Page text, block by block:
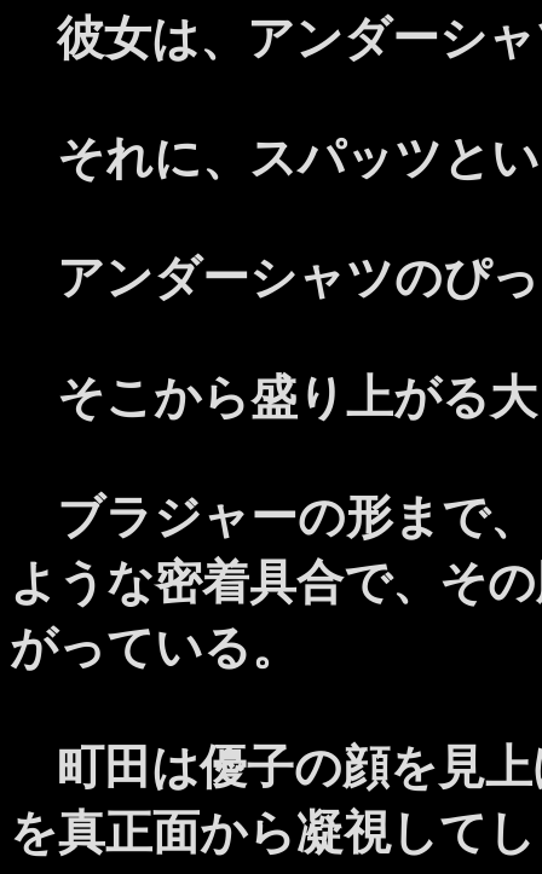
彼女は、アンダーシ
それに、スパッツと
アンダーシャツのぴ
そこから盛り上がる
ブラジャーの形まで
ような密着具合で、そ
がっている。
町田は優子の顔を見
を真正面から凝視して